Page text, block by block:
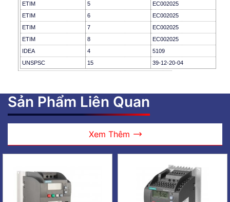
ETIM
5
EC002025
ETIM
6
EC002025
ETIM
7
EC002025
ETIM
8
EC002025
IDEA
4
5109
UNSPSC
15 39-12-20-04
Sản Phẩm Liên Quan
Xem Thêm